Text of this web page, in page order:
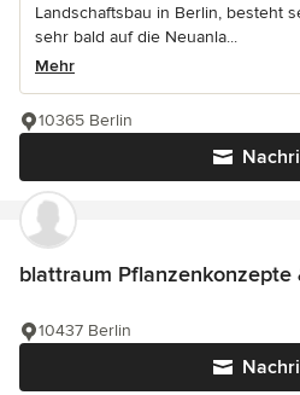
Landschaftsbau in Berlin, besteht
sehr bald auf die Neuanla...
Mehr
10365 Berlin
blattraum
10437 Berlin